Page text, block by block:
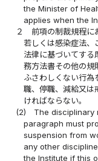
the Minister of
applies when the
２
前項の制裁規程に
若しくは感染症法、
法律に基づいてする
務方法書その他の規
ふさわしくない行為
職、停職、減給又は
ければならない。
(2)
The disciplinary
paragraph must
suspension from
any other
the Institute if this